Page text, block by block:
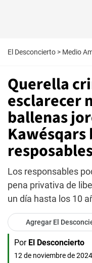
El Desconcierto > Medio
Querella
esclarecer
ballenas
Kawésqars
Los responsables
pena privativa de
un día hasta los 10
Agregar El
Por El Desconcierto
12 de noviembre de